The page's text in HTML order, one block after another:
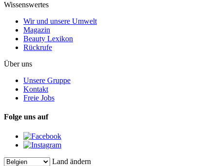
Wissenswertes
Wir und unsere Umwelt
Magazin
Beauty Lexikon
Rückrufe
Über uns
Unsere Gruppe
Kontakt
Freie Jobs
Folge uns auf
Land ändern